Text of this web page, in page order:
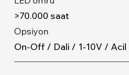
>70.000 saat
Opsiyon
On-Off / Dali / 1-10V / Acil